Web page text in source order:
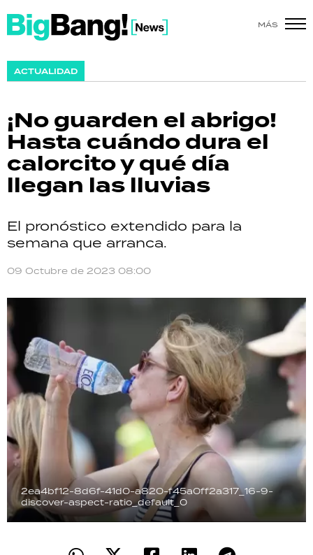
MÁS
ACTUALIDAD
¡No guarden el abrigo!
Hasta cuándo dura el
calorcito y qué día
llegan las lluvias
El pronóstico extendido para la
semana que arranca.
09 Octubre de 2023 08:00
2ea4bf12-8d6f-41d0-a820-f45a0ff2a317_16-9-
discover-aspect-ratio_default_0
SHOW
ACTUALIDAD
POLICIALES
ECONOMÍA
GRAN HERMANO
SALUD
DEPORTES
TECNOLOGÍA
RECETAS
PALABRAS
HORÓSCOPO
Seguinos